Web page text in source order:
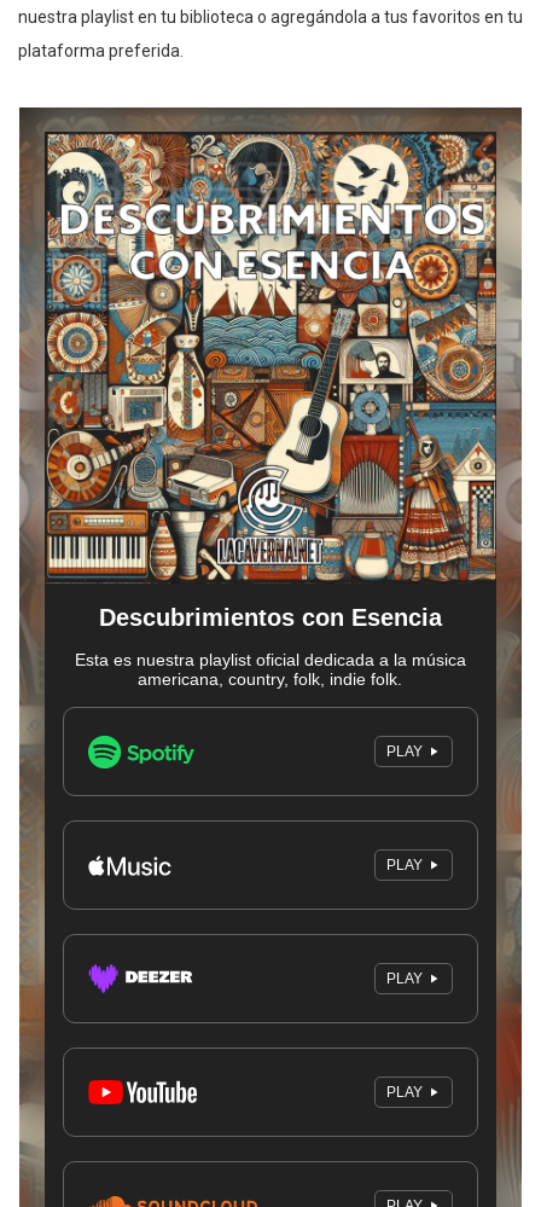
nuestra playlist en tu biblioteca o agregándola a tus favoritos en tu
plataforma preferida.